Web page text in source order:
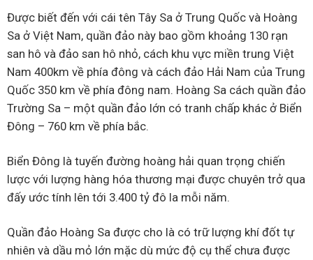
Được biết đến với cái tên Tây Sa ở Trung Quốc và Hoàng
Sa ở Việt Nam, quần đảo này bao gồm khoảng 130 rạn
san hô và đảo san hô nhỏ, cách khu vực miền trung Việt
Nam 400km về phía đông và cách đảo Hải Nam của Trung
Quốc 350 km về phía đông nam. Hoàng Sa cách quần đảo
Trường Sa – một quần đảo lớn có tranh chấp khác ở Biển
Đông – 760 km về phía bắc.
Biển Đông là tuyến đường hoàng hải quan trọng chiến
lược với lượng hàng hóa thương mại được chuyên trở qua
đấy ước tính lên tới 3.400 tỷ đô la mỗi năm.
Quần đảo Hoàng Sa được cho là có trữ lượng khí đốt tự
nhiên và dầu mỏ lớn mặc dù mức độ cụ thể chưa được